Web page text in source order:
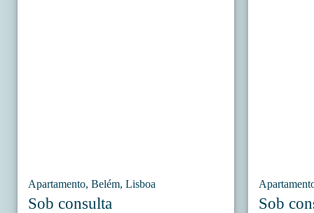
Apartamento, Belém, Lisboa
Sob consulta Sob